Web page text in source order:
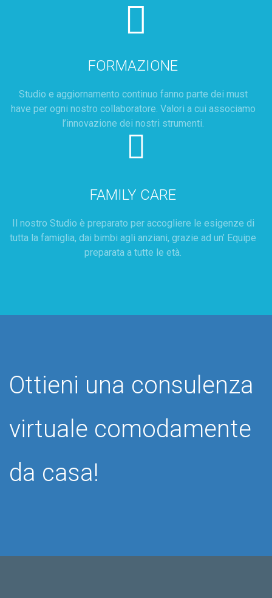
FORMAZIONE
Studio e aggiornamento continuo fanno parte dei must
have per ogni nostro collaboratore. Valori a cui associamo
l’innovazione dei nostri strumenti.
FAMILY CARE
Il nostro Studio è preparato per accogliere le esigenze di
tutta la famiglia, dai bimbi agli anziani, grazie ad un’ Equipe
preparata a tutte le età.
Ottieni una consulenza
virtuale comodamente
da casa!